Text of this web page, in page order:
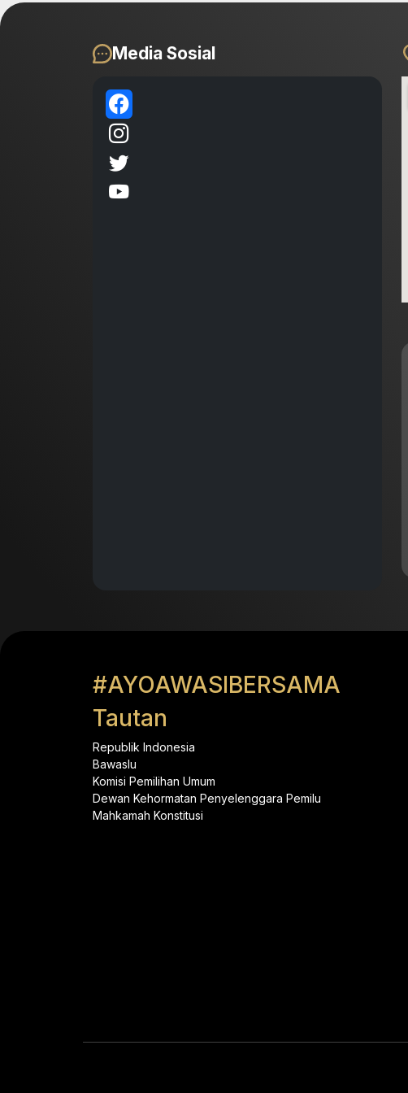
Media Sosial
#AYOAWASIBERSAMA
Tautan
Republik Indonesia
Bawaslu
Komisi Pemilihan Umum
Dewan Kehormatan Penyelenggara Pemilu
Mahkamah Konstitusi